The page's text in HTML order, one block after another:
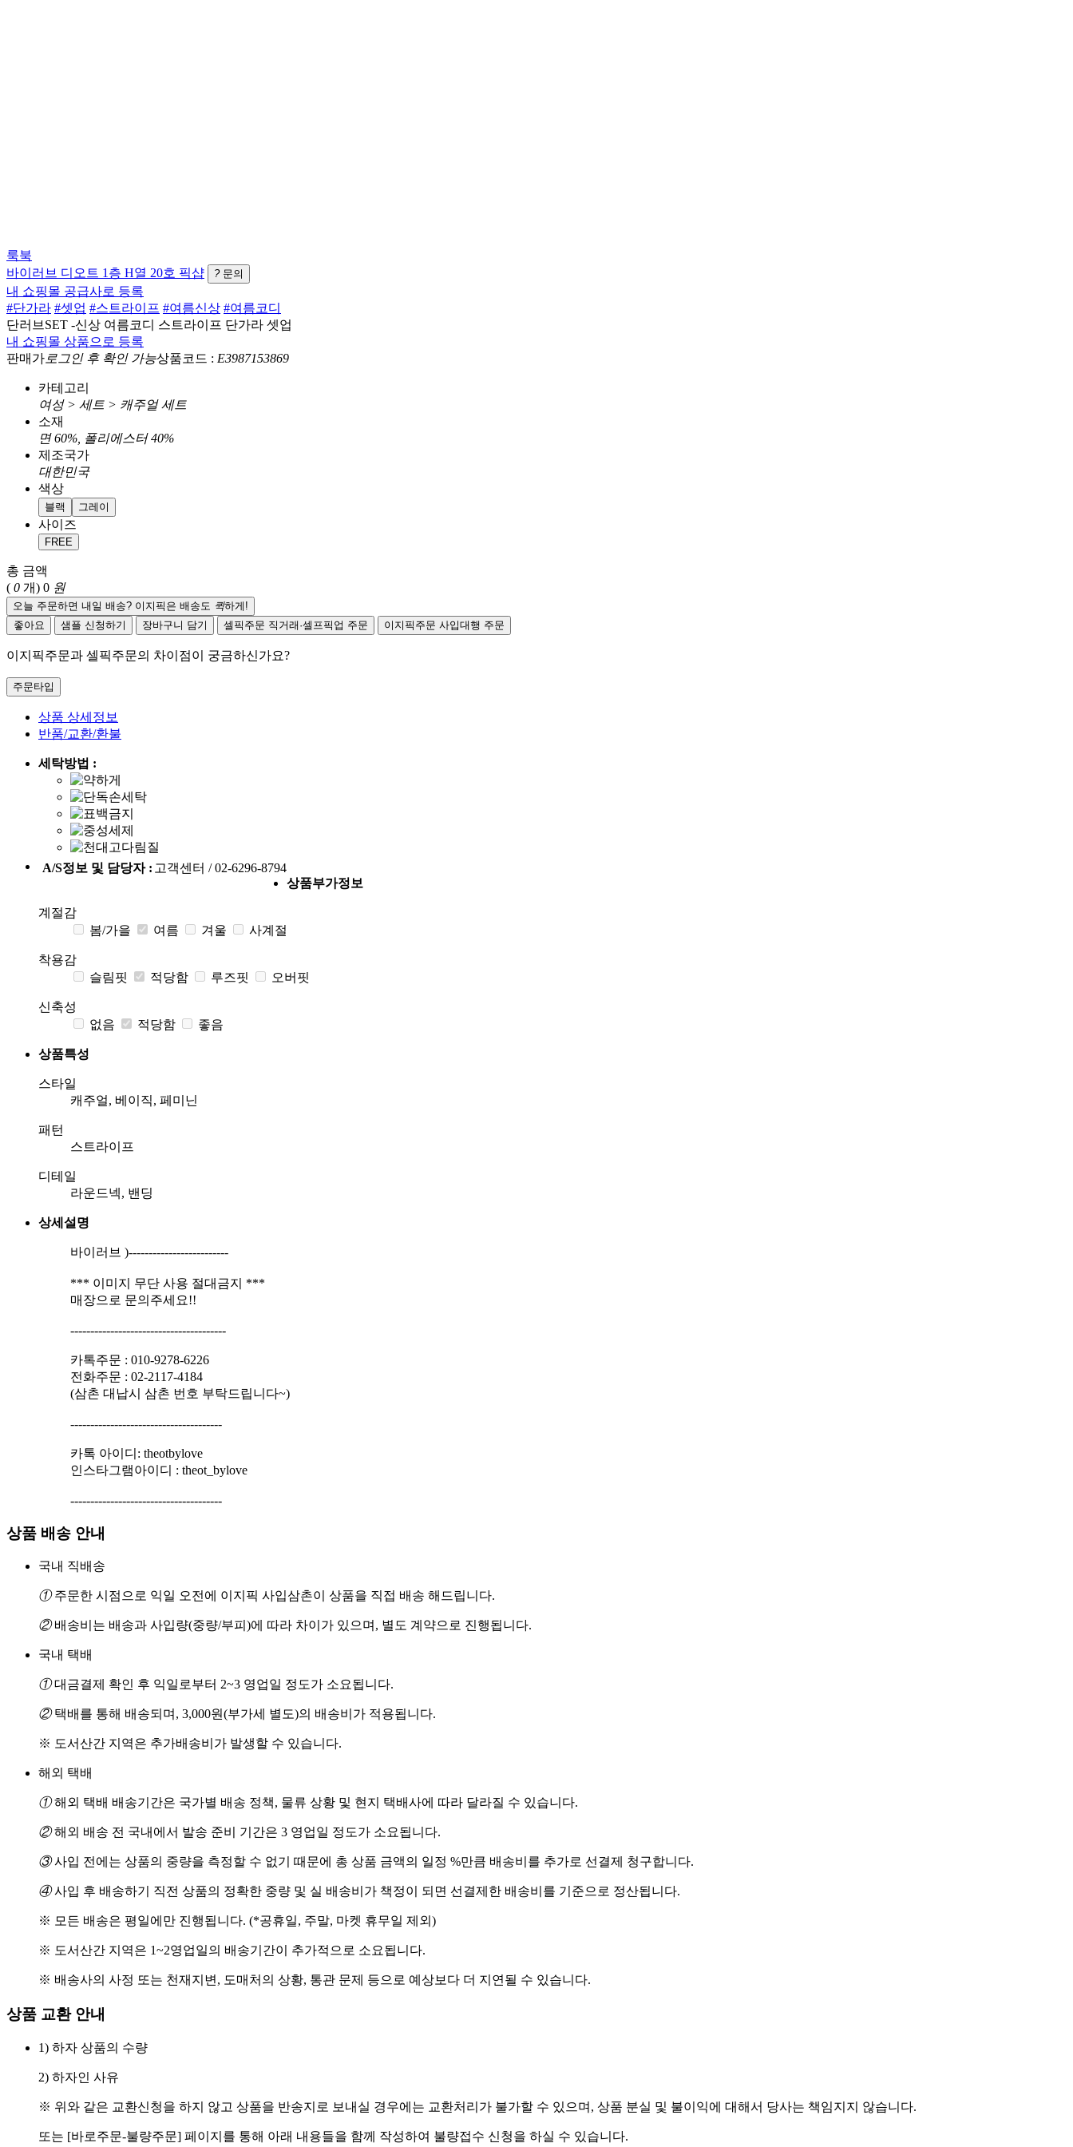
룩북
바이러브 디오트 1층 H열 20호 픽샵 ? 문의
내 쇼핑몰 공급사로 등록
#단가라 #셋업 #스트라이프 #여름신상 #여름코디
단러브SET -신상 여름코디 스트라이프 단가라 셋업
내 쇼핑몰 상품으로 등록
판매가 로그인 후 확인 가능상품코드 : E3987153869
카테고리
여성 > 세트 > 캐주얼 세트
소재
면 60%, 폴리에스터 40%
제조국가
대한민국
색상
블랙 그레이
사이즈
FREE
총 금액
( 0 개) 0 원
오늘 주문하면 내일 배송? 이지픽은 배송도 퀵하게!
좋아요
샘플 신청하기 장바구니 담기 셀픽주문 직거래·셀프픽업 주문 이지픽주문 사입대행 주문
이지픽주문과 셀픽주문의 차이점이 궁금하신가요?
주문타입
상품 상세정보
반품/교환/환불
세탁방법 :
A/S정보 및 담당자 : 고객센터 / 02-6296-8794
상품부가정보
계절감
봄/가을
여름 겨울 사계절
착용감
슬림핏
적당함 루즈핏 오버핏
신축성
없음
적당함 좋음
상품특성
스타일
캐주얼, 베이직, 페미닌
패턴
스트라이프
디테일
라운드넥, 밴딩
상세설명
바이러브 )-------------------------
*** 이미지 무단 사용 절대금지 ***
매장으로 문의주세요!!
---------------------------------------
카톡주문 : 010-9278-6226
전화주문 : 02-2117-4184
(삼촌 대납시 삼촌 번호 부탁드립니다~)
--------------------------------------
카톡 아이디: theotbylove
인스타그램아이디 : theot_bylove
--------------------------------------
상품 배송 안내
국내 직배송
①주문한 시점으로 익일 오전에 이지픽 사입삼촌이 상품을 직접 배송 해드립니다.
②배송비는 배송과 사입량(중량/부피)에 따라 차이가 있으며, 별도 계약으로 진행됩니다.
국내 택배
①대금결제 확인 후 익일로부터 2~3 영업일 정도가 소요됩니다.
②택배를 통해 배송되며, 3,000원(부가세 별도)의 배송비가 적용됩니다.
※ 도서산간 지역은 추가배송비가 발생할 수 있습니다.
해외 택배
①해외 택배 배송기간은 국가별 배송 정책, 물류 상황 및 현지 택배사에 따라 달라질 수 있습니다.
②해외 배송 전 국내에서 발송 준비 기간은 3 영업일 정도가 소요됩니다.
③사입 전에는 상품의 중량을 측정할 수 없기 때문에 총 상품 금액의 일정 %만큼 배송비를 추가로 선결제 청구합니다.
④사입 후 배송하기 직전 상품의 정확한 중량 및 실 배송비가 책정이 되면 선결제한 배송비를 기준으로 정산됩니다.
※ 모든 배송은 평일에만 진행됩니다. (*공휴일, 주말, 마켓 휴무일 제외)
※ 도서산간 지역은 1~2영업일의 배송기간이 추가적으로 소요됩니다.
※ 배송사의 사정 또는 천재지변, 도매처의 상황, 통관 문제 등으로 예상보다 더 지연될 수 있습니다.
상품 교환 안내
1) 하자 상품의 수량
2) 하자인 사유
※ 위와 같은 교환신청을 하지 않고 상품을 반송지로 보내실 경우에는 교환처리가 불가할 수 있으며, 상품 분실 및 불이익에 대해서 당사는 책임지지 않습니다.
또는 [바로주문-불량주문] 페이지를 통해 아래 내용들을 함께 작성하여 불량접수 신청을 하실 수 있습니다.